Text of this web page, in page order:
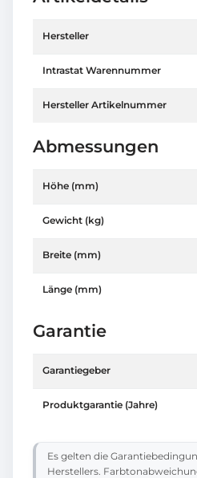
Hersteller
Intrastat Warennummer
Hersteller Artikelnummer
Abmessungen
Höhe (mm)
Gewicht (kg)
Breite (mm)
Länge (mm)
Garantie
Garantiegeber
Produktgarantie (Jahre)
Es gelten die
Herstellers.